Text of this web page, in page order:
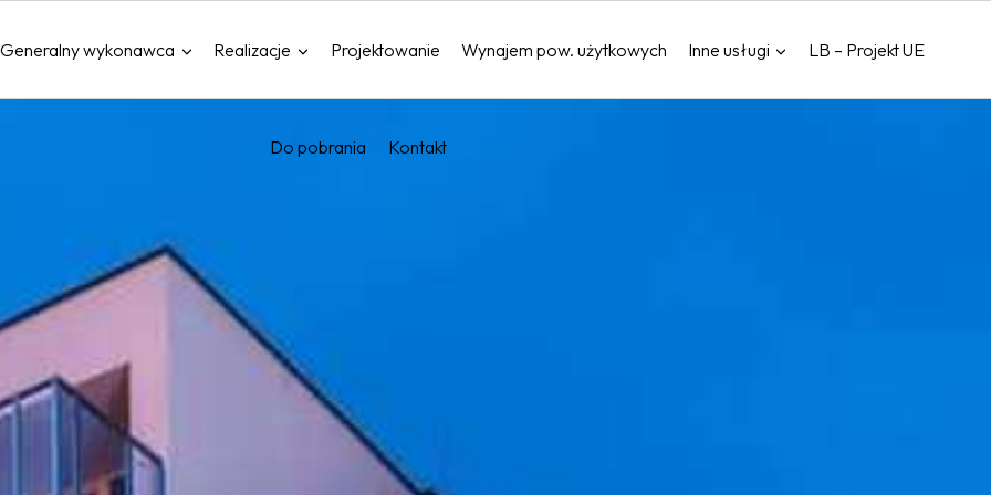
Generalny wykonawca Realizacje Projektowanie Wynajem pow. użytkowych Inne usługi LB – Projekt UE
Do pobrania Kontakt